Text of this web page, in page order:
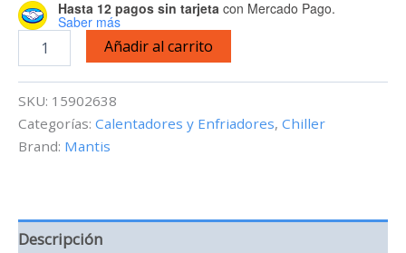
Hasta 12 pagos sin tarjeta con Mercado Pago.
Saber más
Chiller
1/2
HP
cantidad
Añadir al carrito
SKU: 15902638
Categorías: Calentadores y Enfriadores, Chiller
Brand: Mantis
Descripción